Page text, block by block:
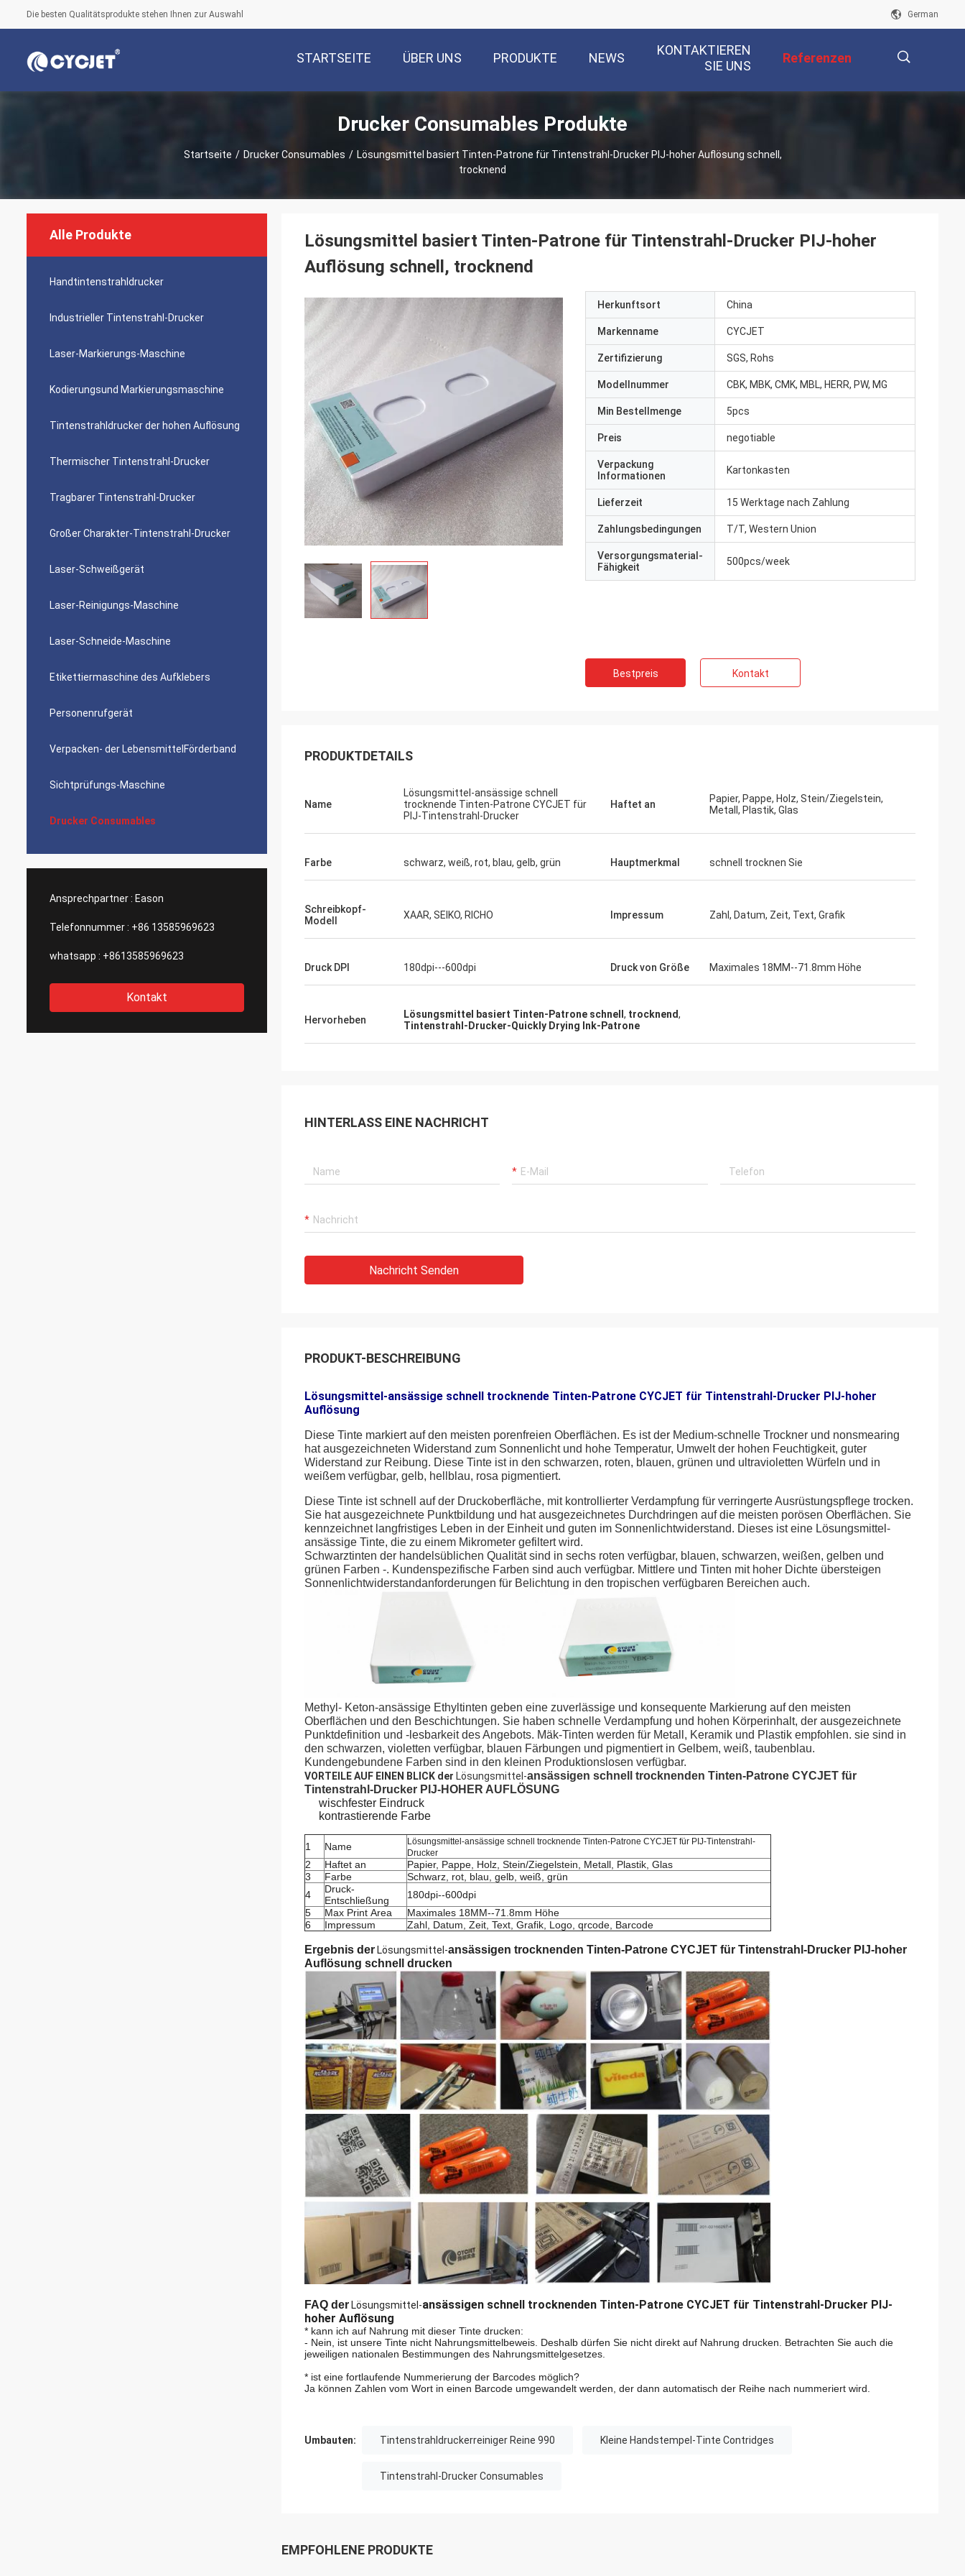
Die besten Qualitätsprodukte stehen Ihnen zur Auswahl German
STARTSEITE ÜBER UNS PRODUKTE NEWS
KONTAKTIEREN
SIE UNS
Referenzen
Drucker Consumables Produkte
Startseite / Drucker Consumables / Lösungsmittel basiert Tinten-Patrone für Tintenstrahl-Drucker PIJ-hoher Auflösung schnell,
trocknend
Alle Produkte
Handtintenstrahldrucker
Industrieller Tintenstrahl-Drucker
Laser-Markierungs-Maschine
Kodierungsund Markierungsmaschine
Tintenstrahldrucker der hohen Auflösung
Thermischer Tintenstrahl-Drucker
Tragbarer Tintenstrahl-Drucker
Großer Charakter-Tintenstrahl-Drucker
Laser-Schweißgerät
Laser-Reinigungs-Maschine
Laser-Schneide-Maschine
Etikettiermaschine des Aufklebers
Personenrufgerät
Verpacken- der LebensmittelFörderband
Sichtprüfungs-Maschine
Drucker Consumables
Ansprechpartner : Eason
Telefonnummer : +86 13585969623
whatsapp : +8613585969623
Kontakt
Lösungsmittel basiert Tinten-Patrone für Tintenstrahl-Drucker PIJ-hoher
Auflösung schnell, trocknend
Herkunftsort China
Markenname CYCJET
Zertifizierung SGS, Rohs
Modellnummer CBK, MBK, CMK, MBL, HERR, PW, MG
Min Bestellmenge 5pcs
Preis negotiable
Verpackung
Informationen
Kartonkasten
Lieferzeit 15 Werktage nach Zahlung
Zahlungsbedingungen T/T, Western Union
Versorgungsmaterial-
Fähigkeit
500pcs/week
Bestpreis Kontakt
PRODUKTDETAILS
Name
Lösungsmittel-ansässige schnell
trocknende Tinten-Patrone CYCJET für
PIJ-Tintenstrahl-Drucker
Haftet an
Papier, Pappe, Holz, Stein/Ziegelstein,
Metall, Plastik, Glas
Farbe schwarz, weiß, rot, blau, gelb, grün Hauptmerkmal schnell trocknen Sie
Schreibkopf-
Modell
XAAR, SEIKO, RICHO Impressum Zahl, Datum, Zeit, Text, Grafik
Druck DPI 180dpi---600dpi Druck von Größe Maximales 18MM--71.8mm Höhe
Hervorheben Lösungsmittel basiert Tinten-Patrone schnell , trocknend,
Tintenstrahl-Drucker-Quickly Drying Ink-Patrone
HINTERLASS EINE NACHRICHT
Nachricht Senden
PRODUKT-BESCHREIBUNG
Lösungsmittel-ansässige schnell trocknende Tinten-Patrone CYCJET für Tintenstrahl-Drucker PIJ-hoher
Auflösung
Diese Tinte markiert auf den meisten porenfreien Oberflächen. Es ist der Medium-schnelle Trockner und nonsmearing
hat ausgezeichneten Widerstand zum Sonnenlicht und hohe Temperatur, Umwelt der hohen Feuchtigkeit, guter
Widerstand zur Reibung. Diese Tinte ist in den schwarzen, roten, blauen, grünen und ultravioletten Würfeln und in
weißem verfügbar, gelb, hellblau, rosa pigmentiert.
Diese Tinte ist schnell auf der Druckoberfläche, mit kontrollierter Verdampfung für verringerte Ausrüstungspflege trocken.
Sie hat ausgezeichnete Punktbildung und hat ausgezeichnetes Durchdringen auf die meisten porösen Oberflächen. Sie
kennzeichnet langfristiges Leben in der Einheit und guten im Sonnenlichtwiderstand. Dieses ist eine Lösungsmittel-
ansässige Tinte, die zu einem Mikrometer gefiltert wird.
Schwarztinten der handelsüblichen Qualität sind in sechs roten verfügbar, blauen, schwarzen, weißen, gelben und
grünen Farben -. Kundenspezifische Farben sind auch verfügbar. Mittlere und Tinten mit hoher Dichte übersteigen
Sonnenlichtwiderstandanforderungen für Belichtung in den tropischen verfügbaren Bereichen auch.
Methyl- Keton-ansässige Ethyltinten geben eine zuverlässige und konsequente Markierung auf den meisten
Oberflächen und den Beschichtungen. Sie haben schnelle Verdampfung und hohen Körperinhalt, der ausgezeichnete
Punktdefinition und -lesbarkeit des Angebots. Mäk-Tinten werden für Metall, Keramik und Plastik empfohlen. sie sind in
den schwarzen, violetten verfügbar, blauen Färbungen und pigmentiert in Gelbem, weiß, taubenblau.
Kundengebundene Farben sind in den kleinen Produktionslosen verfügbar.
VORTEILE AUF EINEN BLICK der Lösungsmittel-ansässigen schnell trocknenden Tinten-Patrone CYCJET für
Tintenstrahl-Drucker PIJ-HOHER AUFLÖSUNG
wischfester Eindruck
kontrastierende Farbe
1 Name
Lösungsmittel-ansässige schnell trocknende Tinten-Patrone CYCJET für PIJ-Tintenstrahl-
Drucker
2 Haftet an
Papier, Pappe, Holz, Stein/Ziegelstein, Metall, Plastik, Glas
3
Farbe
Schwarz, rot, blau, gelb, weiß, grün
4
Druck-
Entschließung
180dpi--600dpi
5
Max Print Area
Maximales 18MM--71.8mm Höhe
6
Impressum Zahl, Datum, Zeit, Text, Grafik, Logo, qrcode, Barcode
Ergebnis der Lösungsmittel-ansässigen trocknenden Tinten-Patrone CYCJET für Tintenstrahl-Drucker PIJ-hoher
Auflösung schnell
drucken
FAQ der Lösungsmittel-ansässigen schnell trocknenden Tinten-Patrone CYCJET für Tintenstrahl-Drucker PIJ-
hoher Auflösung
* kann ich auf Nahrung mit dieser Tinte drucken:
- Nein, ist unsere Tinte nicht Nahrungsmittelbeweis. Deshalb dürfen Sie nicht direkt auf Nahrung drucken. Betrachten Sie auch die
jeweiligen nationalen Bestimmungen des Nahrungsmittelgesetzes.
* ist eine fortlaufende Nummerierung der Barcodes möglich?
Ja können Zahlen vom Wort in einen Barcode umgewandelt werden, der dann automatisch der Reihe nach nummeriert wird.
Umbauten: Tintenstrahldruckerreiniger Reine 990 Kleine Handstempel-Tinte Contridges
Tintenstrahl-Drucker Consumables
EMPFOHLENE PRODUKTE